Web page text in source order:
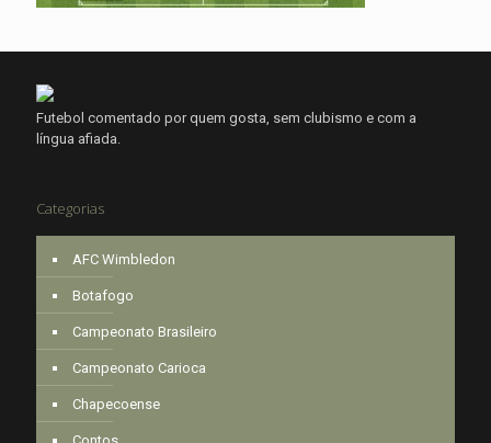
Futebol comentado por quem gosta, sem clubismo e com a
língua afiada.
Categorias
AFC Wimbledon
Botafogo
Campeonato Brasileiro
Campeonato Carioca
Chapecoense